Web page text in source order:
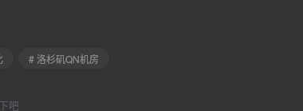
# 洛杉矶QN机房
吧